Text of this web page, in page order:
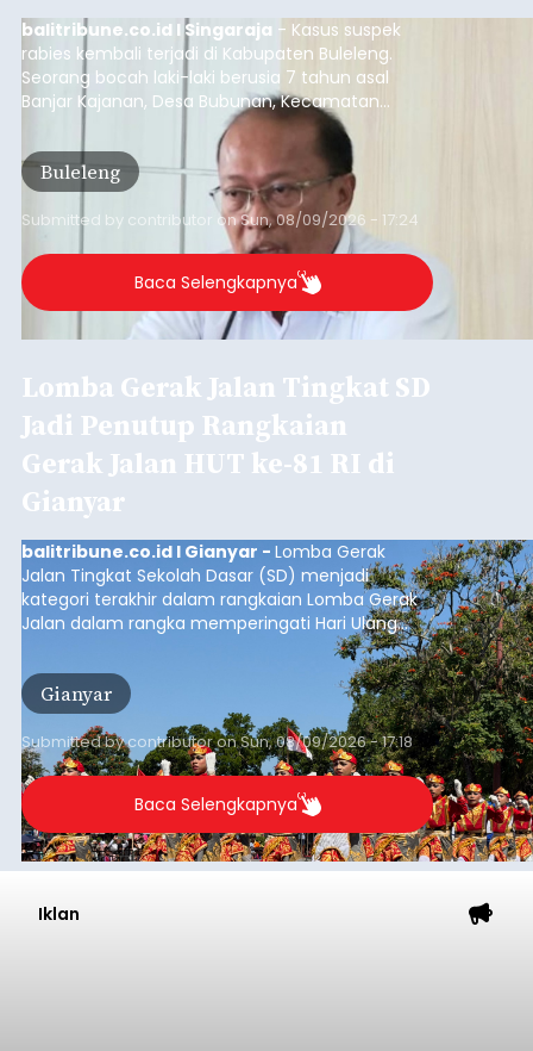
balitribune.co.id I Singaraja - Kasus suspek
rabies kembali terjadi di Kabupaten Buleleng.
Seorang bocah laki-laki berusia 7 tahun asal
Banjar Kajanan, Desa Bubunan, Kecamatan
Seririt, dilaporkan mengalami gejala khas rabies
setelah sebelumnya digigit anjing pada awal Juni
2026.
Buleleng
Submitted by contributor onSun, 08/09/2026 - 17:24
Baca Selengkapnya
Lomba Gerak Jalan Tingkat SD
Jadi Penutup Rangkaian
Gerak Jalan HUT ke-81 RI di
Gianyar
balitribune.co.id I Gianyar - Lomba Gerak
Jalan Tingkat Sekolah Dasar (SD) menjadi
kategori terakhir dalam rangkaian Lomba Gerak
Jalan dalam rangka memperingati Hari Ulang
Tahun (HUT) ke-81 Kemerdekaan Republik
Indonesia Tahun 2026 di Kabupaten Gianyar.
Gianyar
Submitted bycontributoronSun, 08/09/2026 - 17:18
Baca Selengkapnya
Iklan